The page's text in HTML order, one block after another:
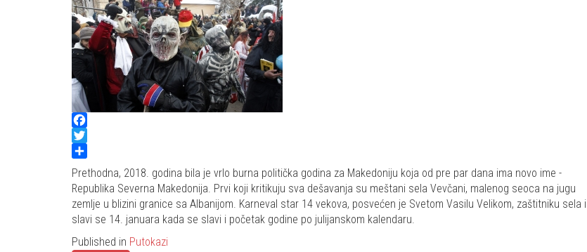
Facebook
Twitter
Share
Prethodna, 2018. godina bila je vrlo burna politička godina za Makedoniju koja od pre par dana ima novo ime -
Republika Severna Makedonija. Prvi koji kritikuju sva dešavanja su meštani sela Vevčani, malenog seoca na jugu
zemlje u blizini granice sa Albanijom. Karneval star 14 vekova, posvećen je Svetom Vasilu Velikom, zaštitniku sela i
slavi se 14. januara kada se slavi i početak godine po julijanskom kalendaru.
Published in Putokazi